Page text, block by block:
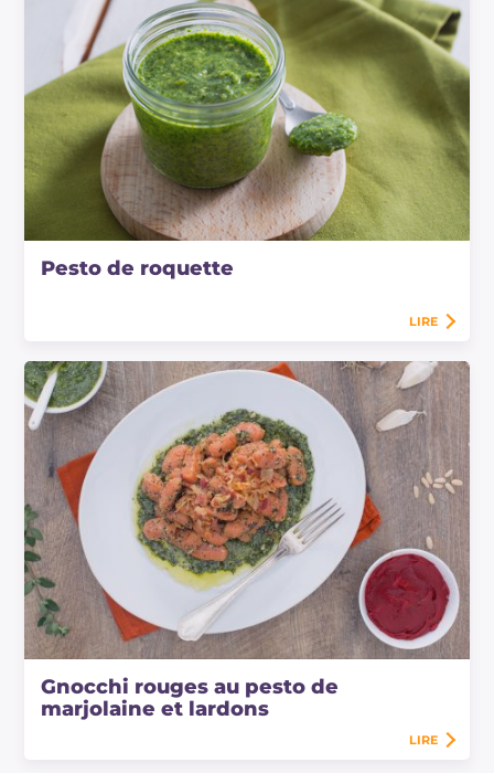
Pesto de roquette
LIRE
Gnocchi rouges au pesto de
marjolaine et lardons
LIRE